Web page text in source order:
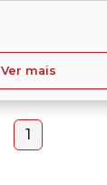
Ver mais
1